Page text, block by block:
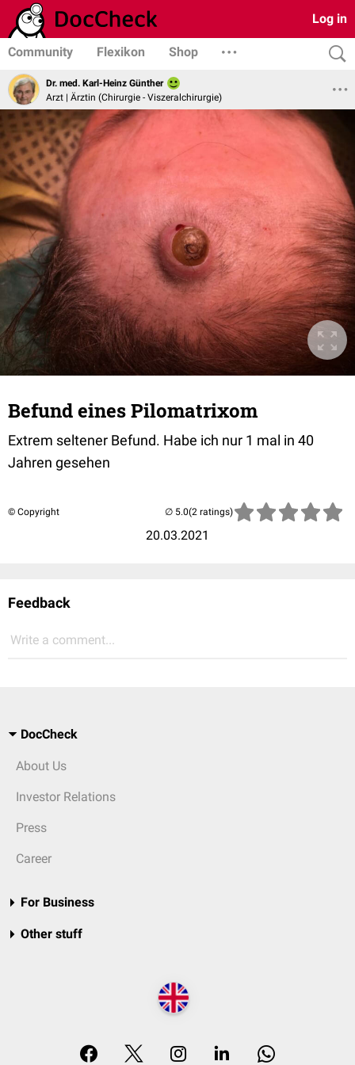
Log in
Community Flexikon Shop
Dr. med. Karl-Heinz Günther
Arzt | Ärztin (Chirurgie - Viszeralchirurgie)
Befund eines Pilomatrixom
Extrem seltener Befund. Habe ich nur 1 mal in 40
Jahren gesehen
© Copyright
20.03.2021
(2 ratings)
Feedback
Write a comment...
DocCheck
About Us
Investor Relations
Press
Career
For Business
Other stuff